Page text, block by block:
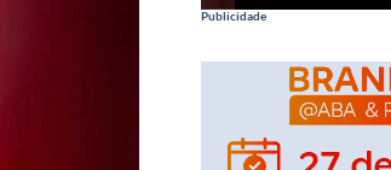
Publicidade